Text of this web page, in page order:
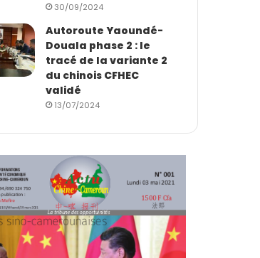
30/09/2024
Autoroute Yaoundé-
Douala phase 2 : le
tracé de la variante 2
du chinois CFHEC
validé
13/07/2024